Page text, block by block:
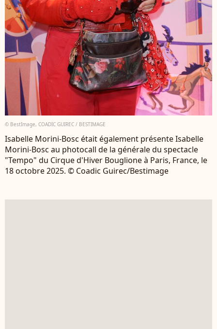
© BestImage, COADIC GUIREC / BESTIMAGE
Isabelle Morini-Bosc était également présente Isabelle
Morini-Bosc au photocall de la générale du spectacle
"Tempo" du Cirque d'Hiver Bouglione à Paris, France, le
18 octobre 2025. © Coadic Guirec/Bestimage